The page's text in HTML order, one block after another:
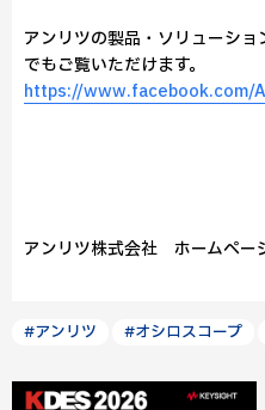
アンリツの製品・ソリューシ
でもご覧いただけます。
https://www.facebook.com/
アンリツ株式会社 ホームペー
#アンリツ #オシロスコープ